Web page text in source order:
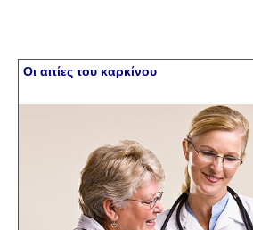
Οι αιτίες του καρκίνου